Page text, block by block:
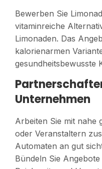
Bewerben Sie
vitaminreiche
Limonaden. Das
kalorienarmen
gesundheitsbewusste
Unternehmen
Arbeiten Sie mit nahe
oder Veranstaltern
Automaten an gut
Bündeln Sie